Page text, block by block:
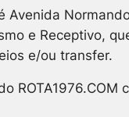
e Receptivo,
e/ou transfer.